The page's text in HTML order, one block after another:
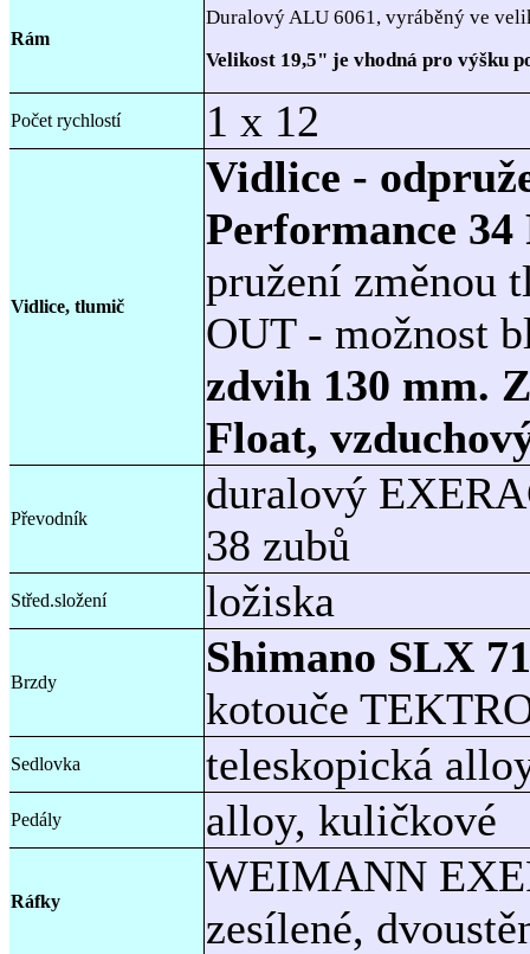
Rám
Duralový ALU 6061, vyráběný ve
Velikost 19,5" je vhodná pro výšku
Počet rychlostí 1 x 12
Vidlice, tlumič
Vidlice -
Performance 34
pružení změnou
OUT - možnost
zdvih 130 mm.
Float,
Převodník
duralový
38 zubů
Střed.složení ložiska
Brzdy
Shimano SLX
kotouče
Sedlovka teleskopická
Pedály alloy, kuličkové
Ráfky
WEIMANN
zesílené,